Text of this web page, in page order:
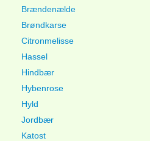
Brændenælde
Brøndkarse
Citronmelisse
Hassel
Hindbær
Hybenrose
Hyld
Jordbær
Katost